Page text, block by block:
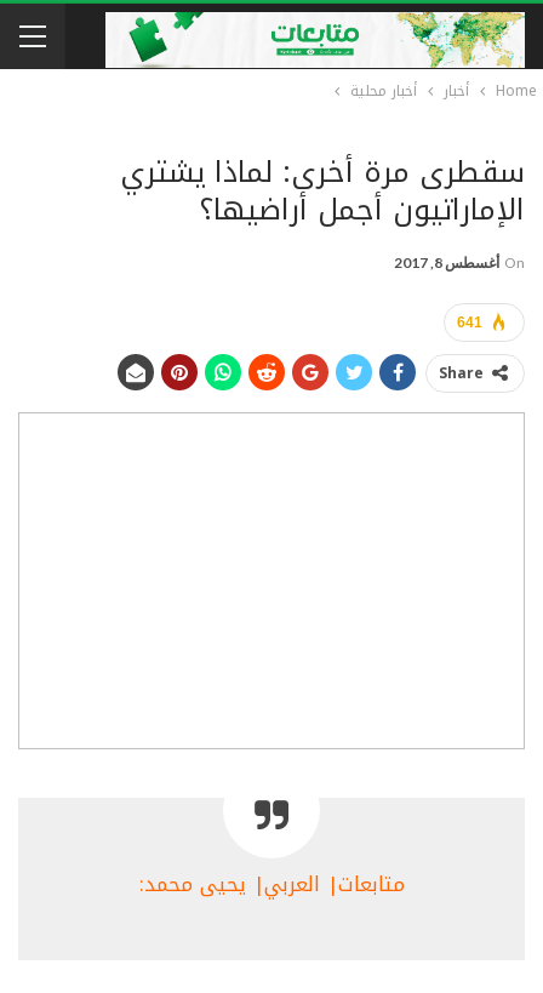
Home أخبار أخبار محلية
سقطرى مرة أخرى: لماذا يشتري
الإماراتيون أجمل أراضيها؟
On أغسطس 8, 2017
641
Share
متابعات| العربي| يحيى محمد: